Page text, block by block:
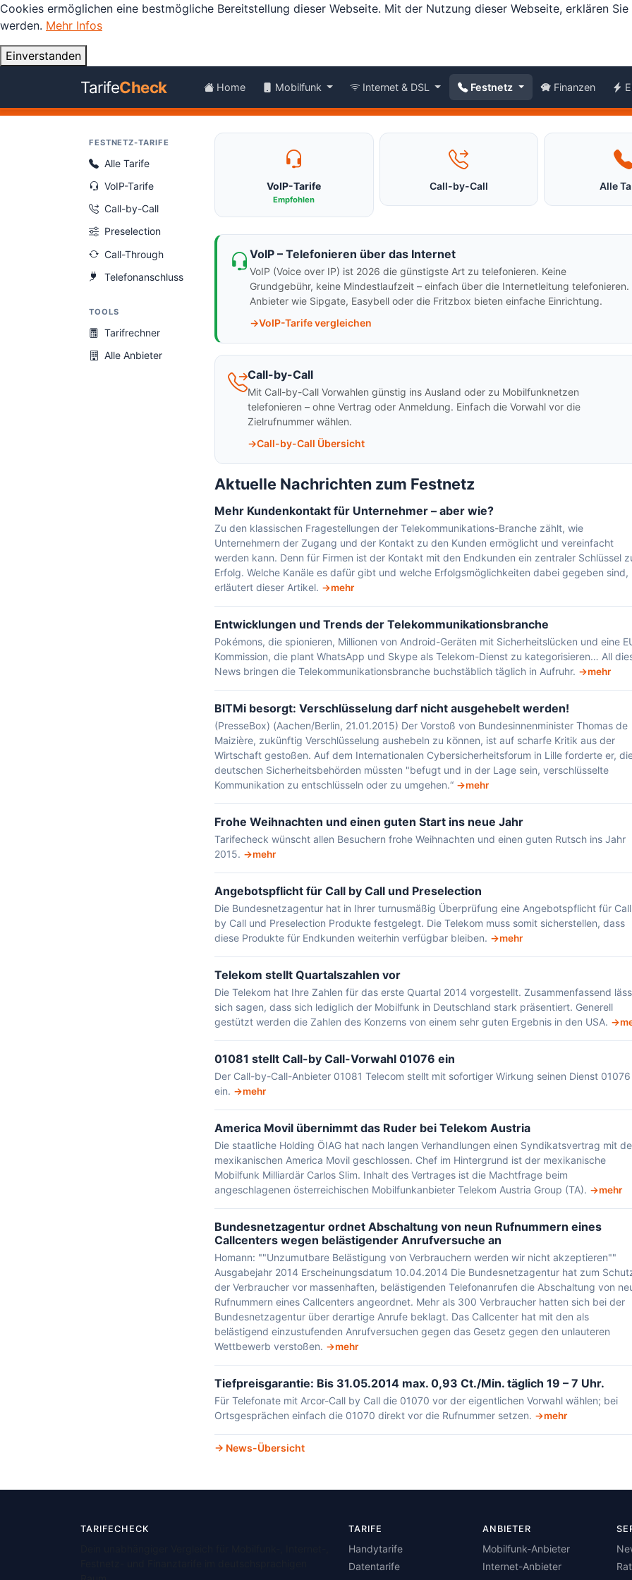
Cookies ermöglichen eine bestmögliche Bereitstellung dieser Webseite. Mit der Nutzung dieser Webseite, erklären
werden. Mehr Infos
Einverstanden
TarifeCheck Home Mobilfunk Internet & DSL Festnetz Finanzen
FESTNETZ-TARIFE
Alle Tarife
VoIP-Tarife
Call-by-Call
Preselection
Call-Through
Telefonanschluss
TOOLS
Tarifrechner
Alle Anbieter
VoIP-Tarife
Empfohlen
Call-by-Call Alle
VoIP – Telefonieren über das Internet
VoIP (Voice over IP) ist 2026 die günstigste Art zu telefonieren. Keine
Grundgebühr, keine Mindestlaufzeit – einfach über die Internetleitung telefonieren.
Anbieter wie Sipgate, Easybell oder die Fritzbox bieten einfache Einrichtung.
VoIP-Tarife vergleichen
Call-by-Call
Mit Call-by-Call Vorwahlen günstig ins Ausland oder zu Mobilfunknetzen
telefonieren – ohne Vertrag oder Anmeldung. Einfach die Vorwahl vor die
Zielrufnummer wählen.
Call-by-Call Übersicht
Aktuelle Nachrichten zum Festnetz
Mehr Kundenkontakt für Unternehmer – aber wie?
Zu den klassischen Fragestellungen der Telekommunikations-Branche zählt, wie
Unternehmern der Zugang und der Kontakt zu den Kunden ermöglicht und vereinfacht
werden kann. Denn für Firmen ist der Kontakt mit den Endkunden ein zentraler Schlüssel
Erfolg. Welche Kanäle es dafür gibt und welche Erfolgsmöglichkeiten dabei gegeben sind,
erläutert dieser Artikel.
mehr
Entwicklungen und Trends der Telekommunikationsbranche
Pokémons, die spionieren, Millionen von Android-Geräten mit Sicherheitslücken und eine
Kommission, die plant WhatsApp und Skype als Telekom-Dienst zu kategorisieren… All
News bringen die Telekommunikationsbranche buchstäblich täglich in Aufruhr.
mehr
BITMi besorgt: Verschlüsselung darf nicht ausgehebelt werden!
(PresseBox) (Aachen/Berlin, 21.01.2015) Der Vorstoß von Bundesinnenminister Thomas de
Maizière, zukünftig Verschlüsselung aushebeln zu können, ist auf scharfe Kritik aus der
Wirtschaft gestoßen. Auf dem Internationalen Cybersicherheitsforum in Lille forderte er,
deutschen Sicherheitsbehörden müssten "befugt und in der Lage sein, verschlüsselte
Kommunikation zu entschlüsseln oder zu umgehen.“
mehr
Frohe Weihnachten und einen guten Start ins neue Jahr
Tarifecheck wünscht allen Besuchern frohe Weihnachten und einen guten Rutsch ins Jahr
2015.
mehr
Angebotspflicht für Call by Call und Preselection
Die Bundesnetzagentur hat in Ihrer turnusmäßig Überprüfung eine Angebotspflicht für Call
by Call und Preselection Produkte festgelegt. Die Telekom muss somit sicherstellen, dass
diese Produkte für Endkunden weiterhin verfügbar bleiben.
mehr
Telekom stellt Quartalszahlen vor
Die Telekom hat Ihre Zahlen für das erste Quartal 2014 vorgestellt. Zusammenfassend
sich sagen, dass sich lediglich der Mobilfunk in Deutschland stark präsentiert. Generell
gestützt werden die Zahlen des Konzerns von einem sehr guten Ergebnis in den USA.
01081 stellt Call-by Call-Vorwahl 01076 ein
Der Call-by-Call-Anbieter 01081 Telecom stellt mit sofortiger Wirkung seinen Dienst 01076
ein.
mehr
America Movil übernimmt das Ruder bei Telekom Austria
Die staatliche Holding ÖIAG hat nach langen Verhandlungen einen Syndikatsvertrag mit
mexikanischen America Movil geschlossen. Chef im Hintergrund ist der mexikanische
Mobilfunk Milliardär Carlos Slim. Inhalt des Vertrages ist die Machtfrage beim
angeschlagenen österreichischen Mobilfunkanbieter Telekom Austria Group (TA).
mehr
Bundesnetzagentur ordnet Abschaltung von neun Rufnummern eines
Callcenters wegen belästigender Anrufversuche an
Homann: ""Unzumutbare Belästigung von Verbrauchern werden wir nicht akzeptieren""
Ausgabejahr 2014 Erscheinungsdatum 10.04.2014 Die Bundesnetzagentur hat zum
der Verbraucher vor massenhaften, belästigenden Telefonanrufen die Abschaltung von
Rufnummern eines Callcenters angeordnet. Mehr als 300 Verbraucher hatten sich bei der
Bundesnetzagentur über derartige Anrufe beklagt. Das Callcenter hat mit den als
belästigend einzustufenden Anrufversuchen gegen das Gesetz gegen den unlauteren
Wettbewerb verstoßen.
mehr
Tiefpreisgarantie: Bis 31.05.2014 max. 0,93 Ct./Min. täglich 19 – 7 Uhr.
Für Telefonate mit Arcor-Call by Call die 01070 vor der eigentlichen Vorwahl wählen; bei
Ortsgesprächen einfach die 01070 direkt vor die Rufnummer setzen.
mehr
News-Übersicht
TARIFECHECK TARIFE
Handytarife
Datentarife
ANBIETER
Mobilfunk-Anbieter
Internet-Anbieter